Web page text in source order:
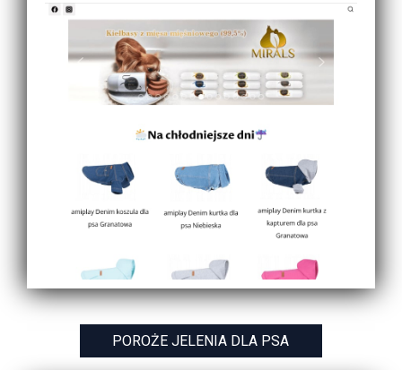
POROŻE JELENIA DLA PSA